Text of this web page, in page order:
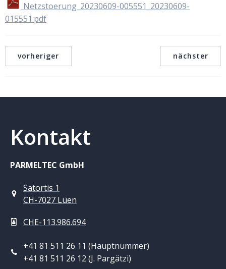
Netzstoerung_20230609-005551_20230609-
015551.pdf
vorheriger nächster
Kontakt
PARMELTEC GmbH
Satortis 1
CH-7027 Lüen
CHE-113.986.694
+41 81 511 26 11 (Hauptnummer)
+41 81 511 26 12 (J. Pargätzi)